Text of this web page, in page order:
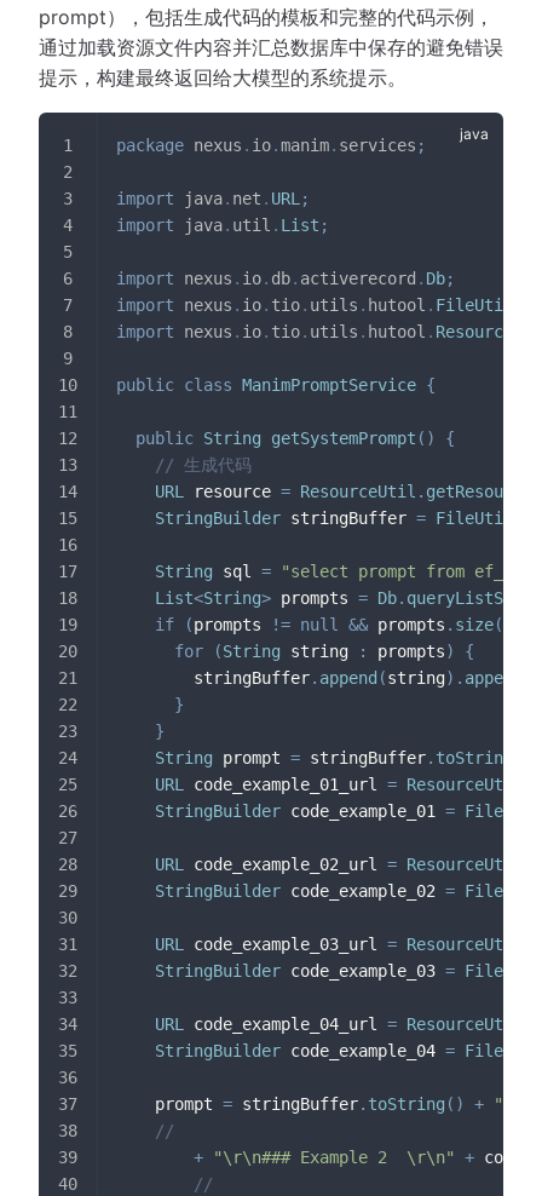
prompt），包括生成代码的模板和完整的代码示例，
通过加载资源文件内容并汇总数据库中保存的避免错误
提示，构建最终返回给大模型的系统提示。
package nexus . io.manim. services ;
import java. net . URL ;
import
java. util . List ;
import nexus . io. db. activerecord . Db;
import
nexus . io. tio. utils . hutool . FileUtil
import
nexus . io. tio. utils . hutool .
public class ManimPromptService {
public String getSystemPrompt ( )
{
// 生成代码
URL
resource = ResourceUtil . getResource
StringBuilder stringBuffer = FileUtil
String sql =
"select prompt from
List<String> prompts = Db.
if
(prompts != null && prompts . size(
for
(String string : prompts)
{
        stringBuffer
. append (string) . append
}
}
String prompt = stringBuffer. toString
URL
code_example_01_url = ResourceUtil
StringBuilder code_example_01 = FileUtil
URL code_example_02_url = ResourceUtil
StringBuilder code_example_02 = FileUtil
URL code_example_03_url = ResourceUtil
StringBuilder code_example_03 = FileUtil
URL code_example_04_url = ResourceUtil
StringBuilder code_example_04 = FileUtil
    prompt
= stringBuffer. toString ( ) +
//
+
"\r\n### Example 2  \r\n" +
//